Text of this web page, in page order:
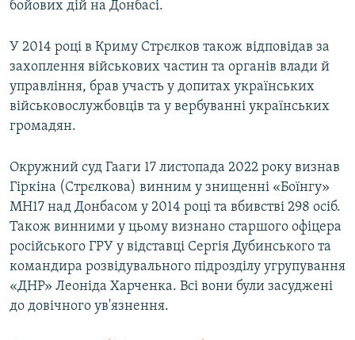
бойових дій на Донбасі.
У 2014 році в Криму Стрєлков також відповідав за
захоплення військових частин та органів влади й
управління, брав участь у допитах українських
військовослужбовців та у вербуванні українських
громадян.
Окружний суд Гааги 17 листопада 2022 року визнав
Гіркіна (Стрєлкова) винним у знищенні «Боїнгу»
MH17 над Донбасом у 2014 році та вбивстві 298 осіб.
Також винними у цьому визнано старшого офіцера
російського ГРУ у відставці Сергія Дубинського та
командира розвідувального підрозділу угрупування
«ДНР» Леоніда Харченка. Всі вони були засуджені
до довічного ув'язнення.